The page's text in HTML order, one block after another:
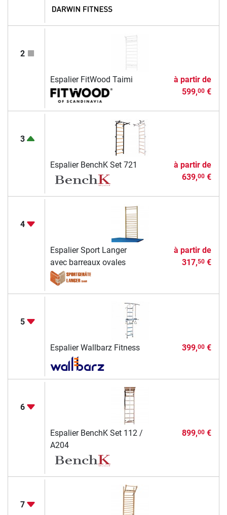
2
Espalier FitWood Taimi
à partir de
599,00€
3
Espalier BenchK Set 721
à partir de
639,00€
4
Espalier Sport Langer
avec barreaux ovales
à partir de
317,50€
5
Espalier Wallbarz Fitness 399,00€
6
Espalier BenchK Set 112 /
A204
899,00€
7